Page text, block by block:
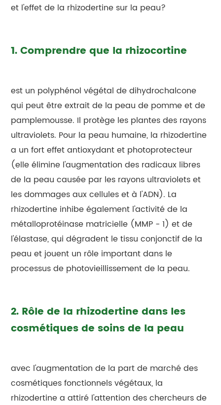
et l'effet de la rhizodertine sur la peau?
1. Comprendre que la rhizocortine
est un polyphénol végétal de dihydrochalcone
qui peut être extrait de la peau de pomme et de
pamplemousse. Il protège les plantes des rayons
ultraviolets. Pour la peau humaine, la rhizodertine
a un fort effet antioxydant et photoprotecteur
(elle élimine l'augmentation des radicaux libres
de la peau causée par les rayons ultraviolets et
les dommages aux cellules et à l'ADN). La
rhizodertine inhibe également l'activité de la
métalloprotéinase matricielle (MMP - 1) et de
l'élastase, qui dégradent le tissu conjonctif de la
peau et jouent un rôle important dans le
processus de photovieillissement de la peau.
2. Rôle de la rhizodertine dans les
cosmétiques de soins de la peau
avec l'augmentation de la part de marché des
cosmétiques fonctionnels végétaux, la
rhizodertine a attiré l'attention des chercheurs de